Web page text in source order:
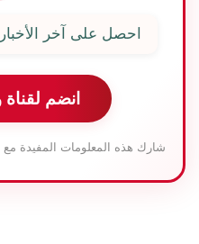
احصل على آخر
انضم
شارك هذه المعلومات المفيدة